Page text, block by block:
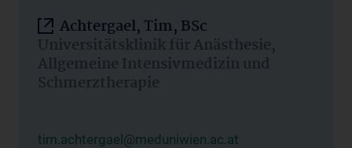
Achtergael, Tim, BSc
Universitätsklinik für Anästhesie,
Allgemeine Intensivmedizin und
Schmerztherapie
tim.achtergael@meduniwien.ac.at